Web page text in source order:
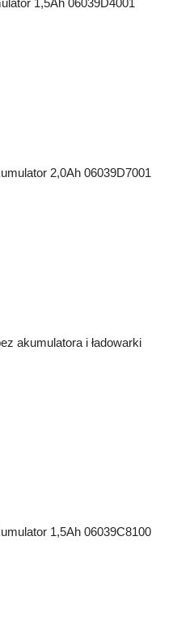
1,5Ah 06039D4001
2,0Ah 06039D7001
akumulatora i ładowarki
1,5Ah 06039C8100